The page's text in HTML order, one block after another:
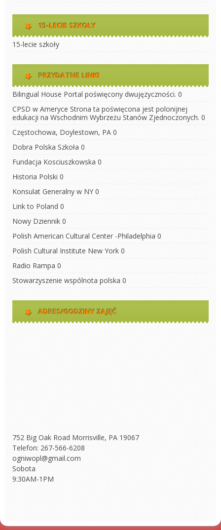
15-LECIE SZKOŁY
15-lecie szkoły
PRZYDATNE LINKI
Bilingual House Portal poświęcony dwujęzyczności. 0
CPSD w Ameryce Strona ta poświęcona jest polonijnej
edukacji na Wschodnim Wybrzeżu Stanów Zjednoczonych. 0
Częstochowa, Doylestown, PA 0
Dobra Polska Szkoła 0
Fundacja Kosciuszkowska 0
Historia Polski 0
Konsulat Generalny w NY 0
Link to Poland 0
Nowy Dziennik 0
Polish American Cultural Center -Philadelphia 0
Polish Cultural Institute New York 0
Radio Rampa 0
Stowarzyszenie wspólnota polska 0
ADRES/GODZINY ZAJĘĆ
752 Big Oak Road Morrisville, PA 19067
Telefon: 267-566-6208
ogniwopl@gmail.com
Sobota
9:30AM-1PM